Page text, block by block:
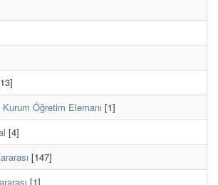
Öğretim Elemanı [1]
[4]
[147]
[1]